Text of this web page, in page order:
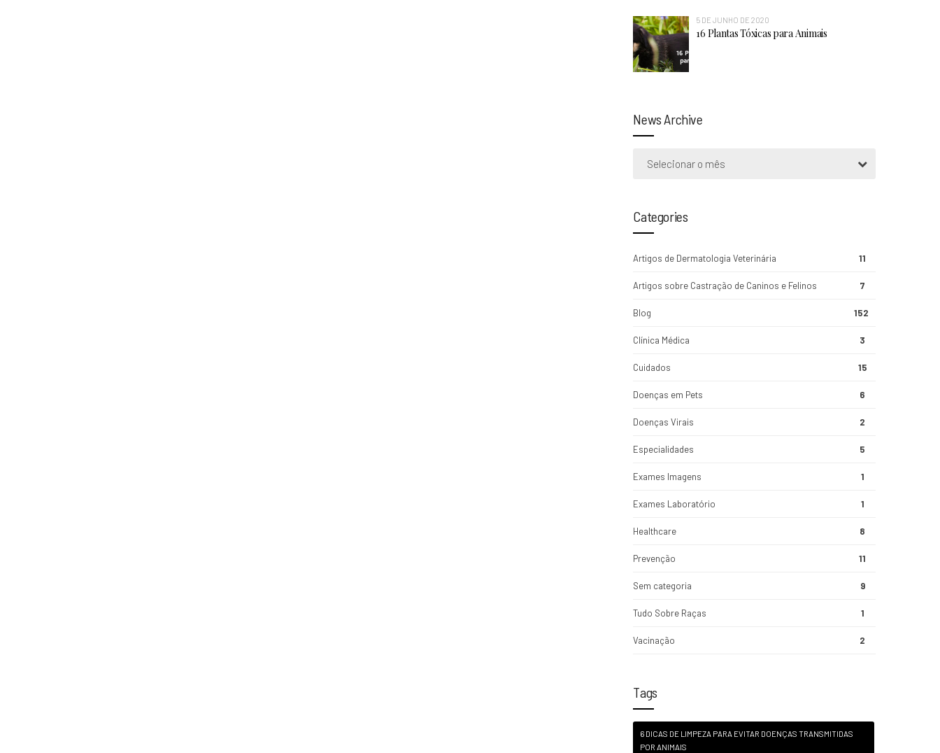
5 DE JUNHO DE 2020
16 Plantas Tóxicas para Animais
News Archive
Selecionar o mês
Categories
Artigos de Dermatologia Veterinária 11
Artigos sobre Castração de Caninos e Felinos 7
Blog 152
Clínica Médica 3
Cuidados 15
Doenças em Pets 6
Doenças Virais 2
Especialidades 5
Exames Imagens 1
Exames Laboratório 1
Healthcare 8
Prevenção 11
Sem categoria 9
Tudo Sobre Raças 1
Vacinação 2
Tags
6 DICAS DE LIMPEZA PARA EVITAR DOENÇAS TRANSMITIDAS
POR ANIMAIS